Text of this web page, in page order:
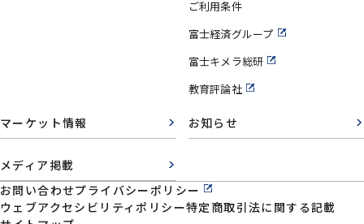
ご利用条件
富士経済グループ
富士キメラ総研
教育評論社
マーケット情報 お知らせ
メディア掲載
お問い合わせプライバシーポリシー
ウェブアクセシビリティポリシー特定商取引法に関する記載